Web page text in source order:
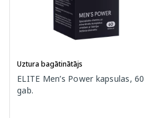
Uztura bagātinātājs
ELITE Men’s Power kapsulas, 60
gab.